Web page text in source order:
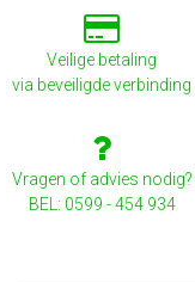
Veilige betaling
via beveiligde verbinding
Vragen of advies nodig?
BEL: 0599 - 454 934